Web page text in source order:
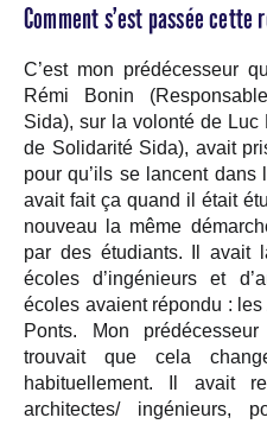
Comment s’est passée cette
C’est mon prédécesseur
Rémi Bonin
Sida), sur la volonté de Luc
de Solidarité Sida), avait
pour qu’ils se lancent
avait fait ça quand il était
nouveau la même
par des étudiants. Il avait
écoles d’ingénieurs et
écoles avaient répondu : les
Ponts. Mon
trouvait que cela
habituellement. Il avait
architectes/ ingénieurs,